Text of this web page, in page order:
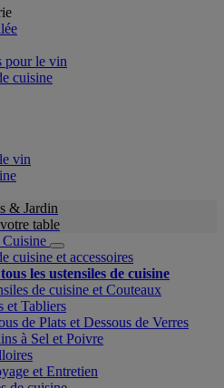
pour le vin
cuisine
vin
& Jardin
table
Cuisine
cuisine et accessoires
les ustensiles de cuisine
de cuisine et Couteaux
et Tabliers
de Plats et Dessous de Verres
à Sel et Poivre
et Entretien